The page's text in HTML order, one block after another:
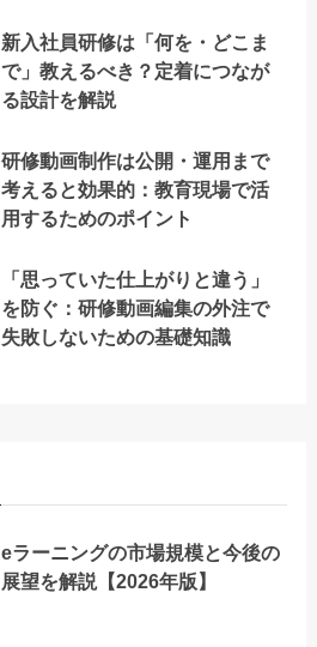
新入社員研修は「何を・どこま
で」教えるべき？定着につなが
る設計を解説
研修動画制作は公開・運用まで
考えると効果的：教育現場で活
用するためのポイント
「思っていた仕上がりと違う」
を防ぐ：研修動画編集の外注で
失敗しないための基礎知識
eラーニングの市場規模と今後の
展望を解説【2026年版】